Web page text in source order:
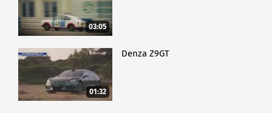
03:05
01:32
Denza Z9GT